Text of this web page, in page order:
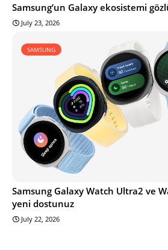
Samsung’un Galaxy ekosistemi
July 23, 2026
SAMSUNG
Samsung Galaxy Watch Ultra2 ve
yeni dostunuz
July 22, 2026